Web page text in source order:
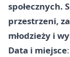
społecznych.
przestrzeni,
młodzieży i
Data i miejsce